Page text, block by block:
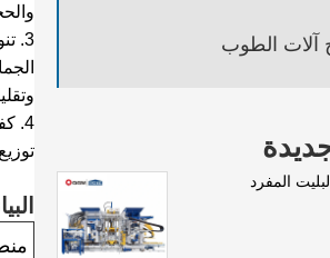
آلات الطوب
المفرد
‌3.
4.